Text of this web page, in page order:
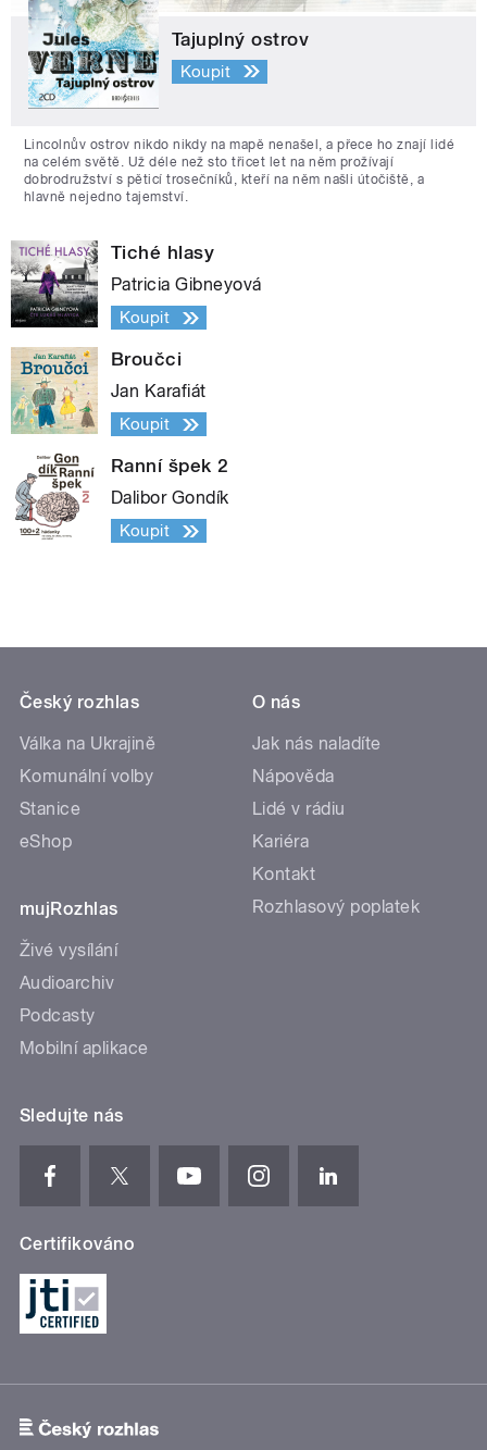
Tajuplný ostrov
Koupit
Lincolnův ostrov nikdo nikdy na mapě nenašel, a přece ho znají lidé
na celém světě. Už déle než sto třicet let na něm prožívají
dobrodružství s pěticí trosečníků, kteří na něm našli útočiště, a
hlavně nejedno tajemství.
Tiché hlasy
Patricia Gibneyová
Koupit
Broučci
Jan Karafiát
Koupit
Ranní špek 2
Dalibor Gondík
Koupit
Český rozhlas
Válka na Ukrajině
Komunální volby
Stanice
eShop
mujRozhlas
Živé vysílání
Audioarchiv
Podcasty
Mobilní aplikace
O nás
Jak nás naladíte
Nápověda
Lidé v rádiu
Kariéra
Kontakt
Rozhlasový poplatek
Sledujte nás
Certifikováno